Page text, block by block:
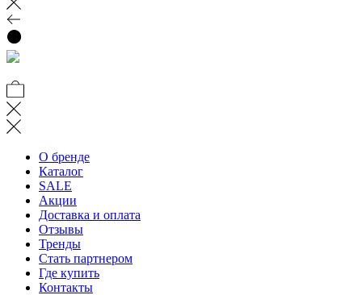
О бренде
Каталог
SALE
Акции
Доставка и оплата
Отзывы
Тренды
Стать партнером
Где купить
Контакты